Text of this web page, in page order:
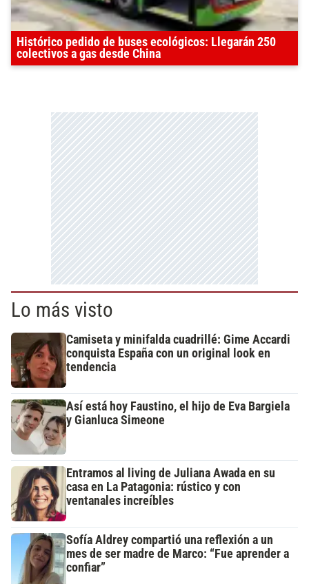
Histórico pedido de buses ecológicos: Llegarán 250
colectivos a gas desde China
Lo más visto
Camiseta y minifalda cuadrillé: Gime Accardi
conquista España con un original look en
tendencia
Así está hoy Faustino, el hijo de Eva Bargiela
y Gianluca Simeone
Entramos al living de Juliana Awada en su
casa en La Patagonia: rústico y con
ventanales increíbles
Sofía Aldrey compartió una reflexión a un
mes de ser madre de Marco: “Fue aprender a
confiar”